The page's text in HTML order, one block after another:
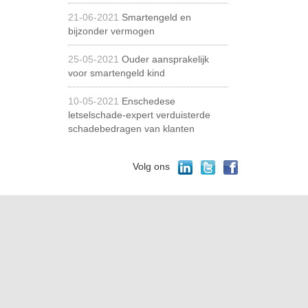
21-06-2021 Smartengeld en
bijzonder vermogen
25-05-2021 Ouder aansprakelijk
voor smartengeld kind
10-05-2021 Enschedese
letselschade-expert verduisterde
schadebedragen van klanten
Volg ons